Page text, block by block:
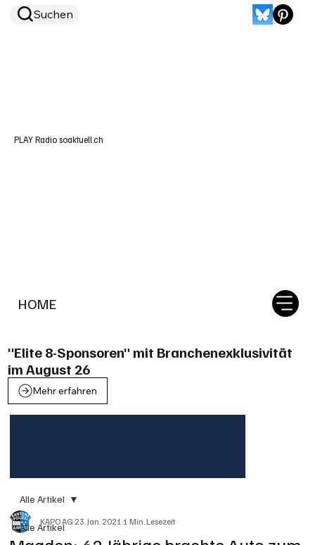
HOME
Suchen
PLAY Radio soaktuell.ch
"Elite 8-Sponsoren" mit Branchenexklusivität
im August 26
Mehr erfahren
Alle Artikel
Alle Artikel
KAPO AG23. Jan. 20211 Min. Lesezeit